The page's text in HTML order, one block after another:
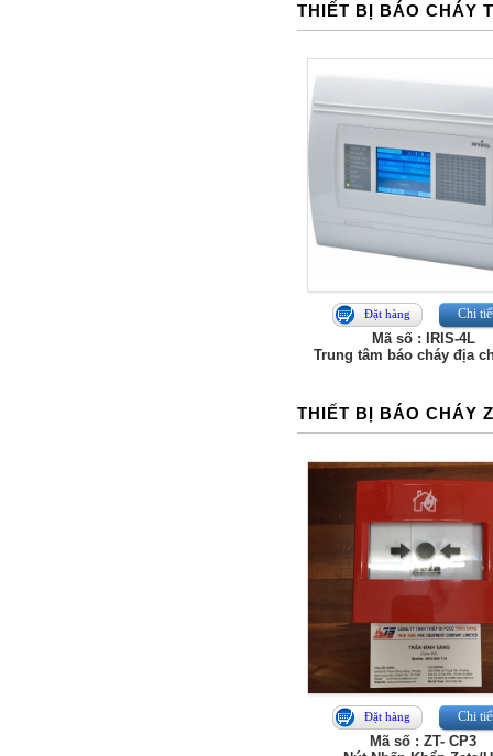
THIẾT BỊ BÁO CHÁY
Đặt hàng Chi
Mã số : IRIS-4L
Trung tâm báo cháy địa
THIẾT BỊ BÁO CHÁY
Đặt hàng Chi
Mã số : ZT- CP3